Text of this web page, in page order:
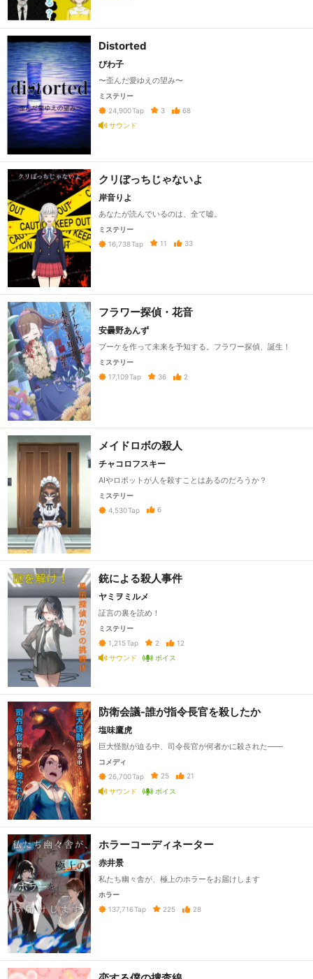
Distorted
びわ子
〜歪んだ愛ゆえの望み〜
ミステリー
24,900Tap 3
68
サウンド
クリぼっちじゃないよ
岸音りよ
あなたが読んでいるのは、全て嘘。
ミステリー
16,738Tap 11 33
フラワー探偵・花音
安曇野あんず
ブーケを作って未来を予知する。フラワー探偵、誕生！
ミステリー
17,109Tap 36 2
メイドロボの殺人
チャコロフスキー
AIやロボットが人を殺すことはあるのだろうか？
ミステリー
4,530Tap 6
銃による殺人事件
ヤミヲミルメ
証言の裏を読め！
ミステリー
1,215Tap 2
12
サウンド
ボイス
防衛会議-誰が指令長官を殺したか
塩味鷹虎
巨大怪獣が迫る中、司令長官が何者かに殺された――
コメディ
26,700Tap 25
21
サウンド
ボイス
ホラーコーディネーター
赤井景
私たち幽々舎が、極上のホラーをお届けします
ホラー
137,716Tap 225 28